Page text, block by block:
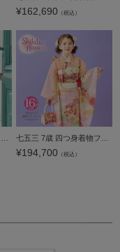
¥162,690 （税込）
¥194,700 （税込）